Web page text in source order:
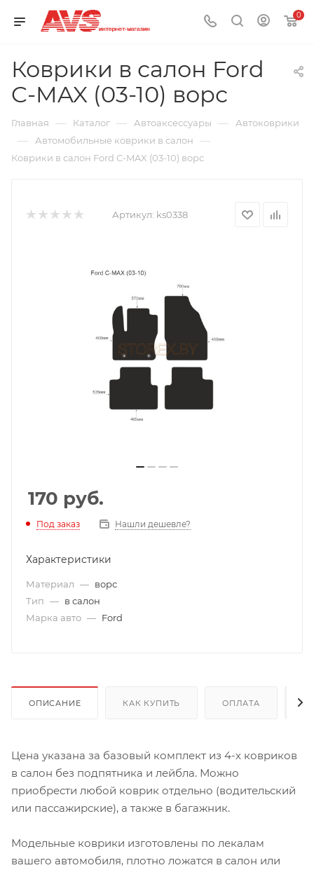
0
Коврики в салон Ford
C-MAX (03-10) ворс
Главная — Каталог — Автоаксессуары — Автоковрики
— Автомобильные коврики в салон —
Коврики в салон Ford C-MAX (03-10) ворс
Артикул: ks0338
170 руб.
Под заказ Нашли дешевле?
Характеристики
Материал — ворс
Тип — в салон
Марка авто — Ford
ОПИСАНИЕ КАК КУПИТЬ ОПЛАТА
Цена указана за базовый комплект из 4-х ковриков
в салон без подпятника и лейбла. Можно
приобрести любой коврик отдельно (водительский
или пассажирские), а также в багажник.
Модельные коврики изготовлены по лекалам
вашего автомобиля, плотно ложатся в салон или